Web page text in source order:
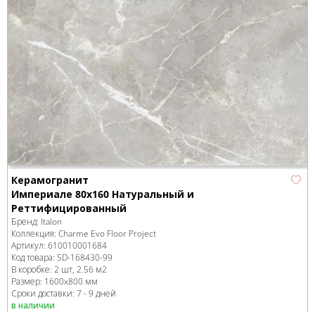
Керамогранит
Империале 80x160 Натуральный и
Реттифицированный
Бренд: Italon
Коллекция: Charme Evo Floor Project
Артикул: 610010001684
Код товара: SD-168430-99
В коробке: 2 шт, 2.56 м2
Размер: 1600x800 мм
Сроки доставки: 7 - 9 дней
в наличии